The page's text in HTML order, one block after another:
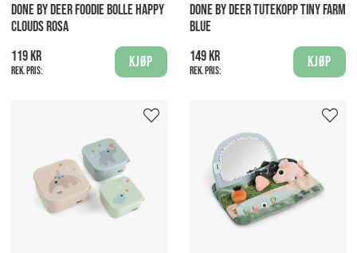
DONE BY DEER FOODIE BOLLE HAPPY
CLOUDS ROSA
119 kr
Rek. pris:
Kjøp
DONE BY DEER TUTEKOPP TINY FARM
BLUE
149 kr
Rek. pris:
Kjøp